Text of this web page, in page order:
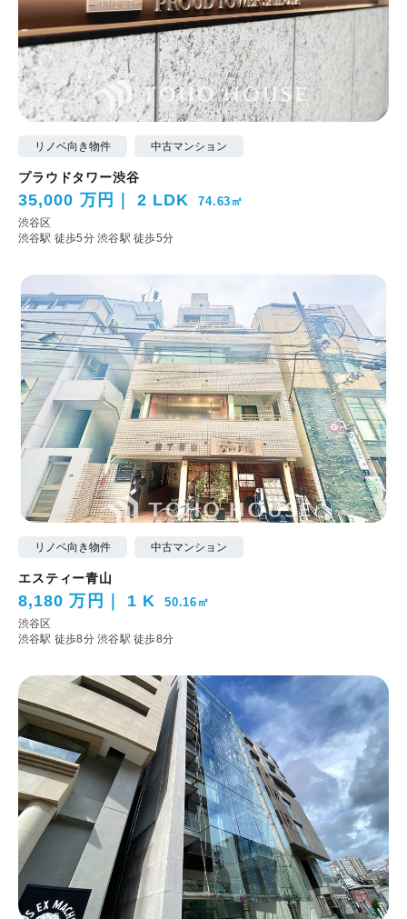
リノベ向き物件 中古マンション
プラウドタワー渋谷
35,000 万円 2 LDK 74.63㎡
渋谷区
渋谷駅 徒歩5分渋谷駅 徒歩5分
リノベ向き物件 中古マンション
エスティー青山
8,180 万円 1 K 50.16㎡
渋谷区
渋谷駅 徒歩8分渋谷駅 徒歩8分